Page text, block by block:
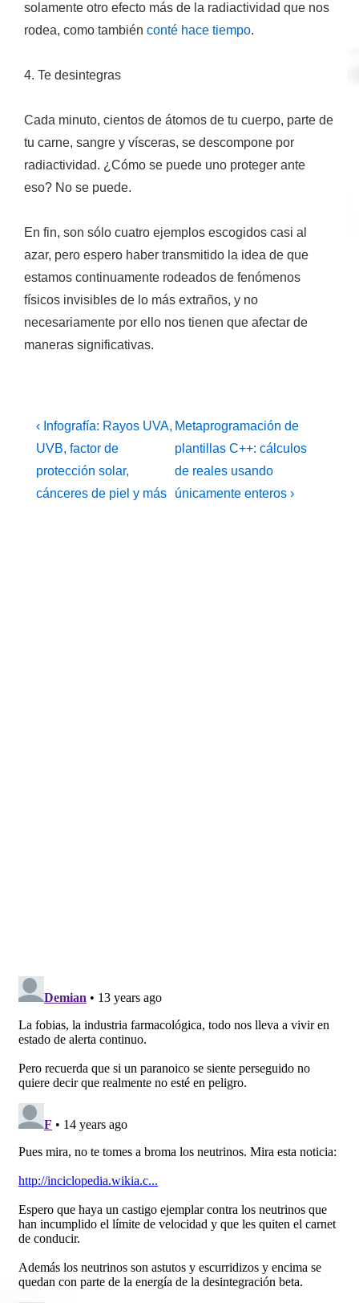
solamente otro efecto más de la radiactividad que nos
rodea, como también conté hace tiempo.
4. Te desintegras
Cada minuto, cientos de átomos de tu cuerpo, parte de
tu carne, sangre y vísceras, se descompone por
radiactividad. ¿Cómo se puede uno proteger ante
eso? No se puede.
En fin, son sólo cuatro ejemplos escogidos casi al
azar, pero espero haber transmitido la idea de que
estamos continuamente rodeados de fenómenos
físicos invisibles de lo más extraños, y no
necesariamente por ello nos tienen que afectar de
maneras significativas.
Navegación
de
entradas
La
entrada
anterior
es
‹ Infografía: Rayos UVA,
UVB, factor de
protección solar,
cánceres de piel y más
La
entrada
siguiente
es
Metaprogramación de
plantillas C++: cálculos
de reales usando
únicamente enteros ›